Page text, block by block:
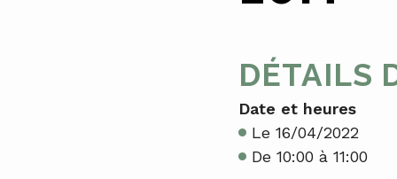
DÉTAILS
Date et heures
Le 16/04/2022
De 10:00 à 11:00